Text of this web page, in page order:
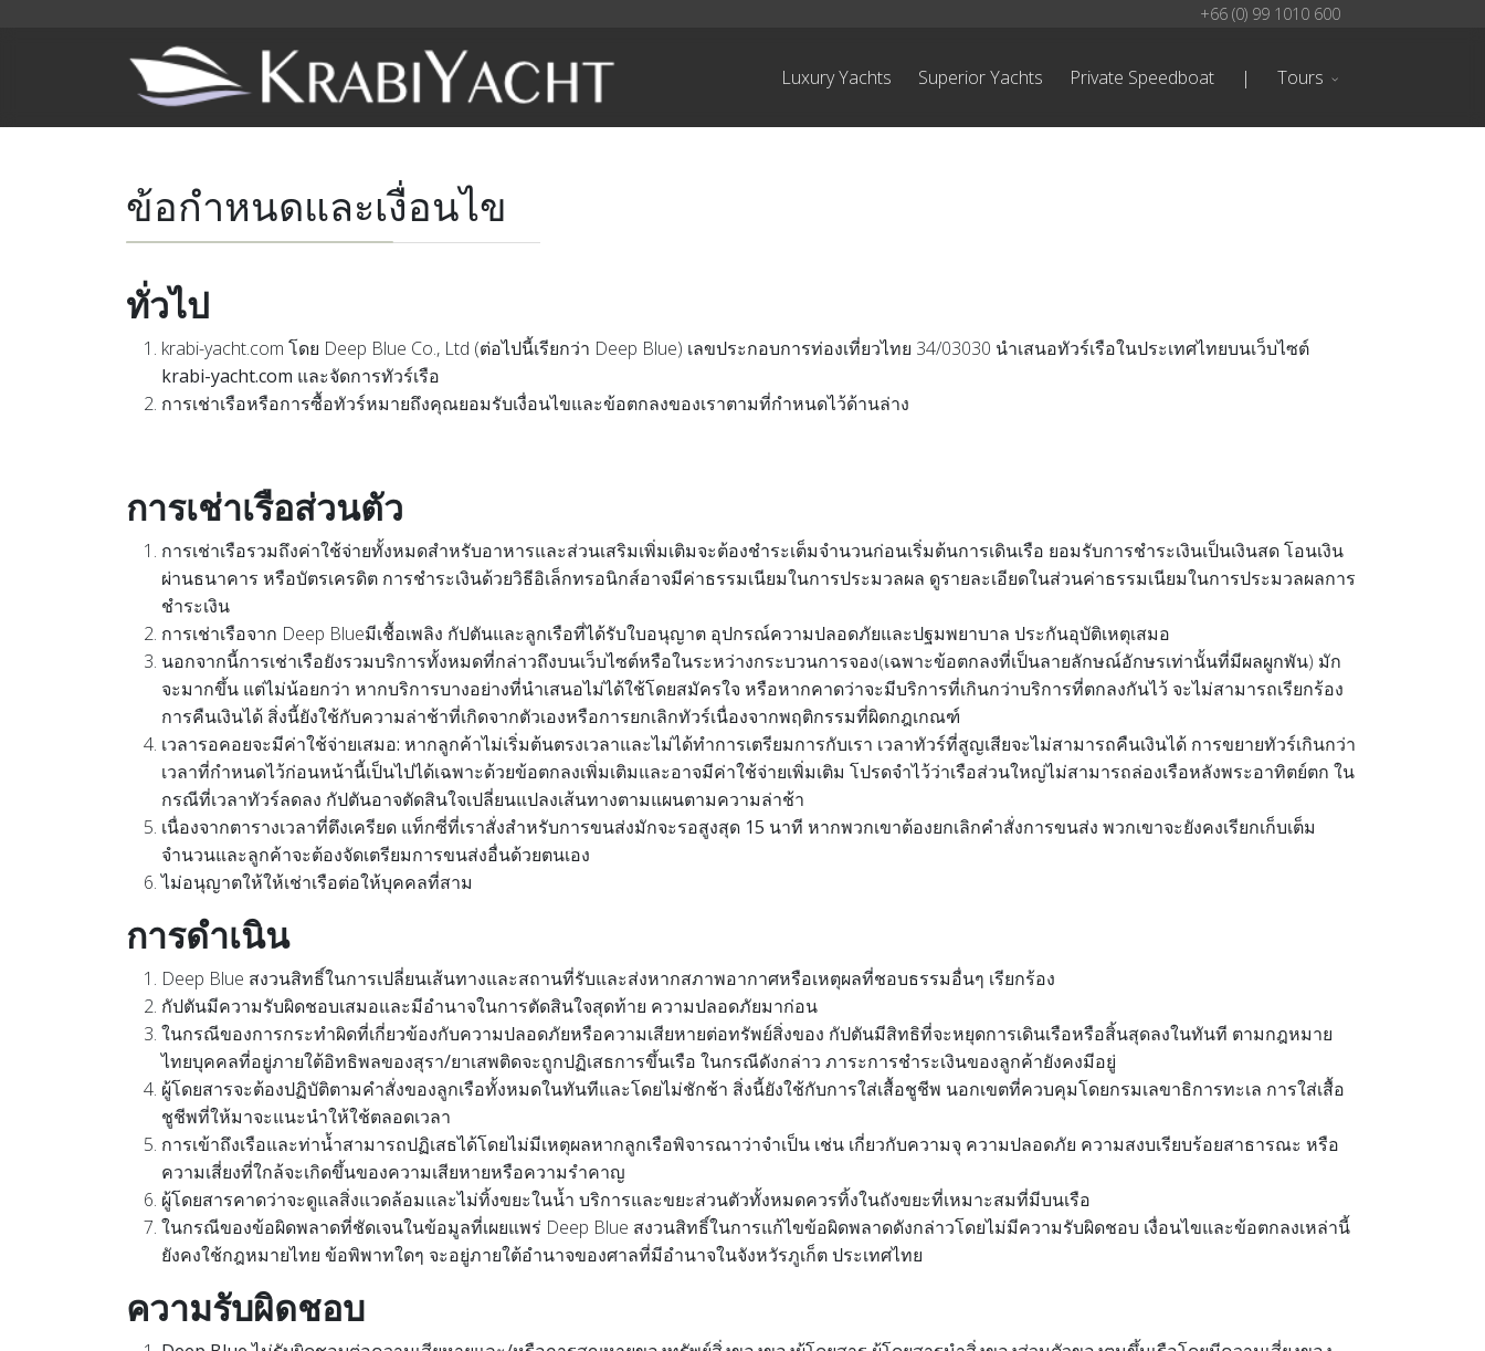
+66 (0) 99 1010 600
Luxury Yachts Superior Yachts Private Speedboat | Tours
ข้อกำหนดและเงื่อนไข
ทั่วไป
krabi-yacht.com โดย Deep Blue Co., Ltd (ต่อไปนี้เรียกว่า Deep Blue) เลขประกอบการท่องเที่ยวไทย 34/03030 นำเสนอทัวร์เรือในประเทศไทยบนเว็บไซต์
krabi-yacht.com และจัดการทัวร์เรือ
การเช่าเรือหรือการซื้อทัวร์หมายถึงคุณยอมรับเงื่อนไขและข้อตกลงของเราตามที่กำหนดไว้ด้านล่าง
การเช่าเรือส่วนตัว
การเช่าเรือรวมถึงค่าใช้จ่ายทั้งหมดสำหรับอาหารและส่วนเสริมเพิ่มเติมจะต้องชำระเต็มจำนวนก่อนเริ่มต้นการเดินเรือ ยอมรับการชำระเงินเป็นเงินสด โอนเงิน
ผ่านธนาคาร หรือบัตรเครดิต การชำระเงินด้วยวิธีอิเล็กทรอนิกส์อาจมีค่าธรรมเนียมในการประมวลผล ดูรายละเอียดในส่วนค่าธรรมเนียมในการประมวลผลการ
ชำระเงิน
การเช่าเรือจาก Deep Blueมีเชื้อเพลิง กัปตันและลูกเรือที่ได้รับใบอนุญาต อุปกรณ์ความปลอดภัยและปฐมพยาบาล ประกันอุบัติเหตุเสมอ
นอกจากนี้การเช่าเรือยังรวมบริการทั้งหมดที่กล่าวถึงบนเว็บไซต์หรือในระหว่างกระบวนการจอง(เฉพาะข้อตกลงที่เป็นลายลักษณ์อักษรเท่านั้นที่มีผลผูกพัน) มัก
จะมากขึ้น แต่ไม่น้อยกว่า หากบริการบางอย่างที่นำเสนอไม่ได้ใช้โดยสมัครใจ หรือหากคาดว่าจะมีบริการที่เกินกว่าบริการที่ตกลงกันไว้ จะไม่สามารถเรียกร้อง
การคืนเงินได้ สิ่งนี้ยังใช้กับความล่าช้าที่เกิดจากตัวเองหรือการยกเลิกทัวร์เนื่องจากพฤติกรรมที่ผิดกฎเกณฑ์
เวลารอคอยจะมีค่าใช้จ่ายเสมอ: หากลูกค้าไม่เริ่มต้นตรงเวลาและไม่ได้ทำการเตรียมการกับเรา เวลาทัวร์ที่สูญเสียจะไม่สามารถคืนเงินได้ การขยายทัวร์เกินกว่า
เวลาที่กำหนดไว้ก่อนหน้านี้เป็นไปได้เฉพาะด้วยข้อตกลงเพิ่มเติมและอาจมีค่าใช้จ่ายเพิ่มเติม โปรดจำไว้ว่าเรือส่วนใหญ่ไม่สามารถล่องเรือหลังพระอาทิตย์ตก ใน
กรณีที่เวลาทัวร์ลดลง กัปตันอาจตัดสินใจเปลี่ยนแปลงเส้นทางตามแผนตามความล่าช้า
เนื่องจากตารางเวลาที่ตึงเครียด แท็กซี่ที่เราสั่งสำหรับการขนส่งมักจะรอสูงสุด 15 นาที หากพวกเขาต้องยกเลิกคำสั่งการขนส่ง พวกเขาจะยังคงเรียกเก็บเต็ม
จำนวนและลูกค้าจะต้องจัดเตรียมการขนส่งอื่นด้วยตนเอง
ไม่อนุญาตให้ให้เช่าเรือต่อให้บุคคลที่สาม
การดำเนิน
Deep Blue สงวนสิทธิ์ในการเปลี่ยนเส้นทางและสถานที่รับและส่งหากสภาพอากาศหรือเหตุผลที่ชอบธรรมอื่นๆ เรียกร้อง
กัปตันมีความรับผิดชอบเสมอและมีอำนาจในการตัดสินใจสุดท้าย ความปลอดภัยมาก่อน
ในกรณีของการกระทำผิดที่เกี่ยวข้องกับความปลอดภัยหรือความเสียหายต่อทรัพย์สิ่งของ กัปตันมีสิทธิที่จะหยุดการเดินเรือหรือสิ้นสุดลงในทันที ตามกฎหมาย
ไทยบุคคลที่อยู่ภายใต้อิทธิพลของสุรา/ยาเสพติดจะถูกปฏิเสธการขึ้นเรือ ในกรณีดังกล่าว ภาระการชำระเงินของลูกค้ายังคงมีอยู่
ผู้โดยสารจะต้องปฏิบัติตามคำสั่งของลูกเรือทั้งหมดในทันทีและโดยไม่ชักช้า สิ่งนี้ยังใช้กับการใส่เสื้อชูชีพ นอกเขตที่ควบคุมโดยกรมเลขาธิการทะเล การใส่เสื้อ
ชูชีพที่ให้มาจะแนะนำให้ใช้ตลอดเวลา
การเข้าถึงเรือและท่าน้ำสามารถปฏิเสธได้โดยไม่มีเหตุผลหากลูกเรือพิจารณาว่าจำเป็น เช่น เกี่ยวกับความจุ ความปลอดภัย ความสงบเรียบร้อยสาธารณะ หรือ
ความเสี่ยงที่ใกล้จะเกิดขึ้นของความเสียหายหรือความรำคาญ
ผู้โดยสารคาดว่าจะดูแลสิ่งแวดล้อมและไม่ทิ้งขยะในน้ำ บริการและขยะส่วนตัวทั้งหมดควรทิ้งในถังขยะที่เหมาะสมที่มีบนเรือ
ในกรณีของข้อผิดพลาดที่ชัดเจนในข้อมูลที่เผยแพร่ Deep Blue สงวนสิทธิ์ในการแก้ไขข้อผิดพลาดดังกล่าวโดยไม่มีความรับผิดชอบ เงื่อนไขและข้อตกลงเหล่านี้
ยังคงใช้กฎหมายไทย ข้อพิพาทใดๆ จะอยู่ภายใต้อำนาจของศาลที่มีอำนาจในจังหวัรภูเก็ต ประเทศไทย
ความรับผิดชอบ